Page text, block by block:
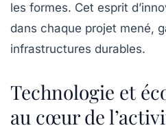
les formes. Cet esprit
dans chaque projet mené,
infrastructures durables.
Technologie et
au cœur de